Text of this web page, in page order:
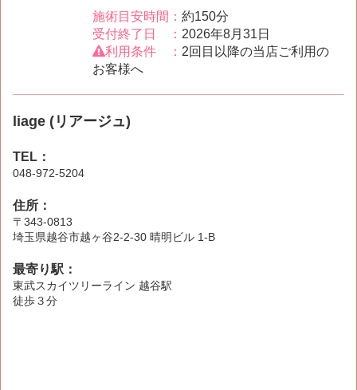
施術目安時間： 約150分
受付終了日 ： 2026年8月31日
利用条件 ： 2回目以降の当店ご利用の
お客様へ
liage (リアージュ)
TEL：
048-972-5204
住所：
〒343-0813
埼玉県越谷市越ヶ谷2-2-30 晴明ビル 1-B
最寄り駅：
東武スカイツリーライン 越谷駅
徒歩３分